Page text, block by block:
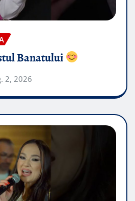
Banatului
2, 2026